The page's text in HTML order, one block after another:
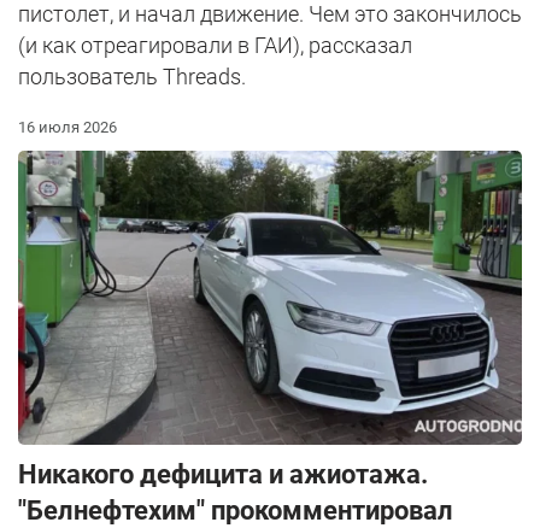
пистолет, и начал движение. Чем это закончилось
(и как отреагировали в ГАИ), рассказал
пользователь Threads.
16 июля 2026
Никакого дефицита и ажиотажа.
"Белнефтехим" прокомментировал